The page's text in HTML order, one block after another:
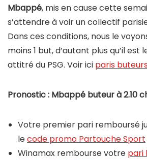
Mbappé, mis en cause cette
s’attendre à voir un collectif
Dans ces conditions, nous le
moins 1 but, d’autant plus qu’il
attitré du PSG. Voir ici paris buteurs
Pronostic : Mbappé buteur à 2.10
Votre premier pari remboursé
lecode promo Partouche Sport
Winamax rembourse votre pari